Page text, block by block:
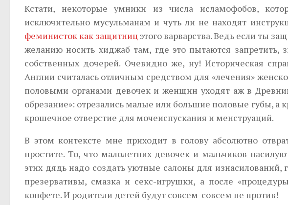
Кстати, некоторые умники из числа исламофобов,
исключительно мусульманам и чуть ли не находят
феминисток как защитниц этого варварства. Ведь если ты
желанию носить хиджаб там, где это пытаются
собственных дочерей. Очевидно же, ну! Историческая
Англии считалась отличным средством для «лечения»
половыми органами девочек и женщин уходят аж в
обрезание»: отрезались малые или большие половые губы, а
крошечное отверстие для мочеиспускания и менструаций.
В этом контексте мне приходит в голову абсолютно
простите. То, что малолетних девочек и мальчиков
этих дядь надо создать уютные салоны для изнасилований,
презервативы, смазка и секс-игрушки, а после
конфете. И родители детей будут совсем-совсем не против!